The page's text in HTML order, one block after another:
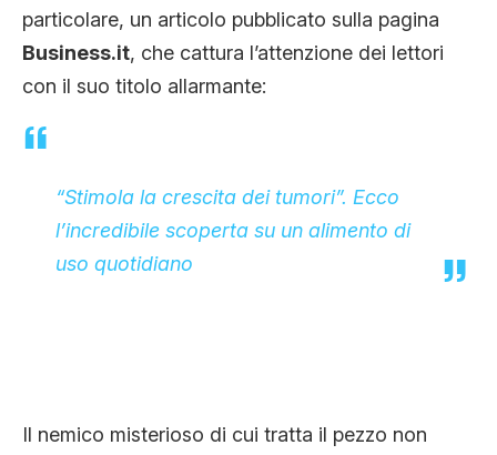
CHI SIAMO
particolare, un articolo pubblicato sulla pagina
Business.it, che cattura l’attenzione dei lettori
con il suo titolo allarmante:
“Stimola la crescita dei tumori”. Ecco
l’incredibile scoperta su un alimento di
uso quotidiano
Il nemico misterioso di cui tratta il pezzo non